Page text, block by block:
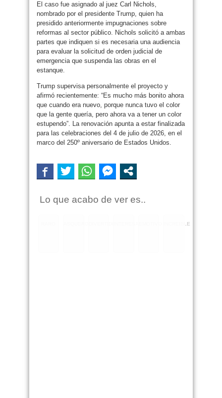
El caso fue asignado al juez Carl Nichols,
nombrado por el presidente Trump, quien ha
presidido anteriormente impugnaciones sobre
reformas al sector público. Nichols solicitó a ambas
partes que indiquen si es necesaria una audiencia
para evaluar la solicitud de orden judicial de
emergencia que suspenda las obras en el
estanque.
Trump supervisa personalmente el proyecto y
afirmó recientemente: “Es mucho más bonito ahora
que cuando era nuevo, porque nunca tuvo el color
que la gente quería, pero ahora va a tener un color
estupendo”. La renovación apunta a estar finalizada
para las celebraciones del 4 de julio de 2026, en el
marco del 250º aniversario de Estados Unidos.
Lo que acabo de ver es..
INCREIBLE